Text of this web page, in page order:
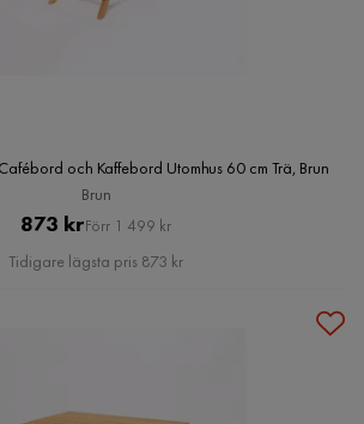
och Kaffebord Utomhus 60 cm Trä, Brun
Brun
Pris
873 kr Original
Pris
Förr 1 499 kr
Tidigare lägsta pris 873 kr